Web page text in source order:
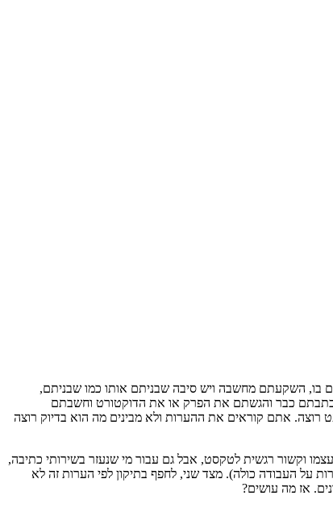
בו, השקעתם מחשבה ויש סיבה שבניתם אותו כמו שבניתם,
כבר והגשתם את הפרק או את הדוקטורט וחשבתם
אתם קוראים את ההערות ולא מבינים מה הוא בדיוק רוצה
וקשור רגשית לטקסט, אבל גם עבור מי שנעזר בשירותי כתיבה,
העבודה כולה). מצד שני, לחפף בתיקון לפי הערות זה לא
אז מה עושים?